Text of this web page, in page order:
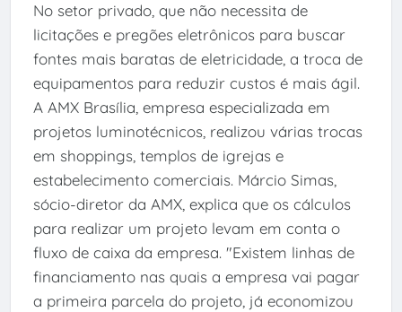
No setor privado, que não necessita de
licitações e pregões eletrônicos para buscar
fontes mais baratas de eletricidade, a troca de
equipamentos para reduzir custos é mais ágil.
A AMX Brasília, empresa especializada em
projetos luminotécnicos, realizou várias trocas
em shoppings, templos de igrejas e
estabelecimento comerciais. Márcio Simas,
sócio-diretor da AMX, explica que os cálculos
para realizar um projeto levam em conta o
fluxo de caixa da empresa. "Existem linhas de
financiamento nas quais a empresa vai pagar
a primeira parcela do projeto, já economizou